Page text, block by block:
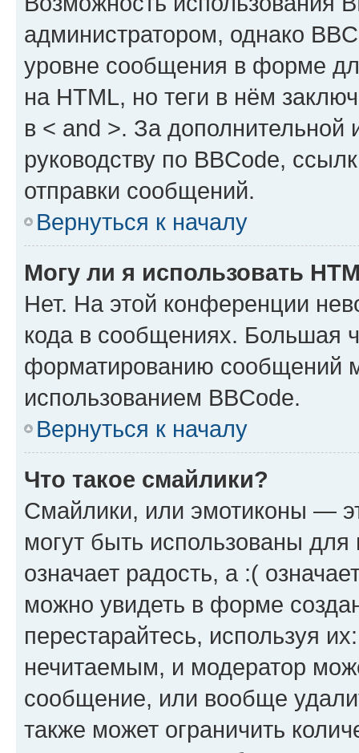
администратором, однако
уровне сообщения в форме
на HTML, но теги в нём
в < and >. За
руководству по BBCode,
отправки сообщений.
Вернуться к началу
Могу ли я использовать
Нет. На этой конференции
кода в сообщениях. Большая
форматированию сообщений
использованием BBCode.
Вернуться к началу
Что такое смайлики?
Смайлики, или эмотиконы —
могут быть использованы
означает радость, а :(
можно увидеть в форме
перестарайтесь, используя
нечитаемым, и модератор
сообщение, или вообще
также может ограничить